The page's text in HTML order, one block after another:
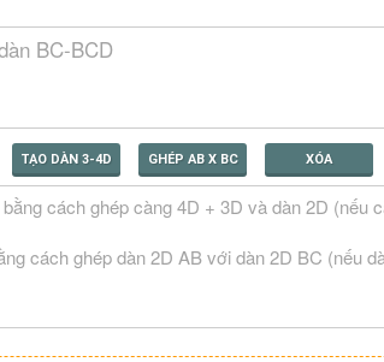
TẠO DÀN 3-4D GHÉP AB X BC XÓA